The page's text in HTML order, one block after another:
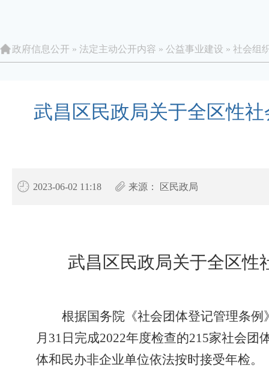
政府信息公开 » 法定主动公开内容 » 公益事业建设 » 社会组
武昌区民政局关于全区性
2023-06-02 11:18 来源： 区民政局
武昌区民政局关于全区
根据国务院《社会团体登记管理条例
月31日完成2022年度检查的215家社会团
体和民办非企业单位依法按时接受年检。